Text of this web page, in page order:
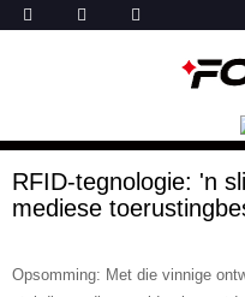
RFID-tegnologie: 'n
mediese
Opsomming: Met die vinnige